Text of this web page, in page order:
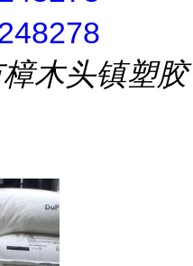
木头镇塑胶